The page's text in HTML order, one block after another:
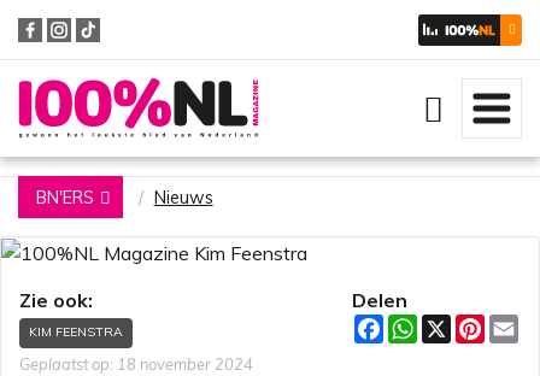
Zoeken
BN'ERS Nieuws
Zie ook:
KIM FEENSTRA
Geplaatst op: 18 november 2024
Delen
F
a
W
h
X
P